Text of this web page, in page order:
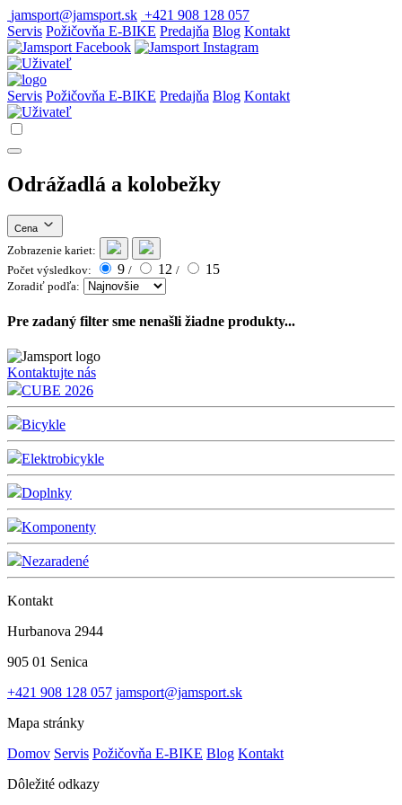
jamsport@jamsport.sk +421 908 128 057
Servis Požičovňa E-BIKE Predajňa Blog Kontakt
Servis Požičovňa E-BIKE Predajňa Blog Kontakt
Odrážadlá a kolobežky
Cena
Zobrazenie kariet:
Počet výsledkov:
9 / 12 / 15
Zoradiť podľa:
Pre zadaný filter sme nenašli žiadne produkty...
Kontaktujte nás
CUBE 2026
Bicykle
Elektrobicykle
Doplnky
Komponenty
Nezaradené
Kontakt
Hurbanova 2944
905 01 Senica
+421 908 128 057 jamsport@jamsport.sk
Mapa stránky
Domov Servis Požičovňa E-BIKE Blog Kontakt
Dôležité odkazy